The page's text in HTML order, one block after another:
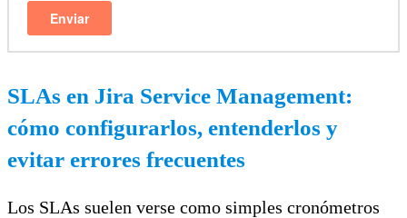
SLAs en Jira Service Management:
cómo configurarlos, entenderlos y
evitar errores frecuentes
Los SLAs suelen verse como simples cronómetros